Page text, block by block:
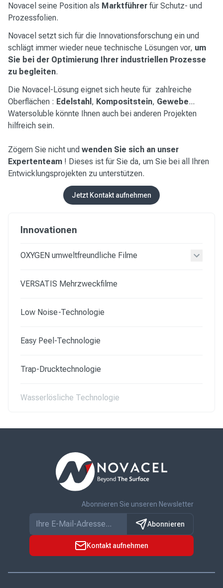
Novacel seine Position als Marktführer für Schutz- und
Prozessfolien.
Novacel setzt sich für die Innovationsforschung ein und
schlägt immer wieder neue technische Lösungen vor, um
Sie bei der Optimierung Ihrer industriellen Prozesse
zu begleiten.
Die Novacel-Lösung eignet sich heute für zahlreiche
Oberflächen : Edelstahl , Kompositstein, Gewebe...
Watersoluble könnte Ihnen auch bei anderen Projekten
hilfreich sein.
Zögern Sie nicht und wenden Sie sich an unser
Expertenteam ! Dieses ist für Sie da, um Sie bei all Ihren
Entwicklungsprojekten zu unterstützen.
Jetzt Kontakt aufnehmen
Innovationen
OXYGEN umweltfreundliche Filme
VERSATIS Mehrzweckfilme
Low Noise-Technologie
Easy Peel-Technologie
Trap-Drucktechnologie
Wasserlösliche Technologie
Kontakt aufnehmen
Abonnieren Sie unseren Newsletter
Abonnieren